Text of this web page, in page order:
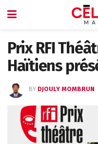
Prix RFI
Haïtiens
BY DJOULY MOMBRUN